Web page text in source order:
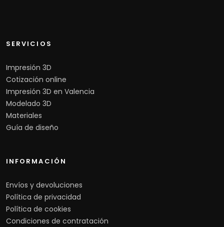
SERVICIOS
Impresión 3D
Cotización online
Impresión 3D en Valencia
Modelado 3D
Materiales
Guía de diseño
INFORMACIÓN
Envíos y devoluciones
Política de privacidad
Política de cookies
Condiciones de contratación